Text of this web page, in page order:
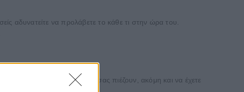
αδυνατείτε να προλάβετε το κάθε τι στην ώρα του.
Είναι η στιγμή που όλα σας πιέζουν, ακόμη και να έχετε